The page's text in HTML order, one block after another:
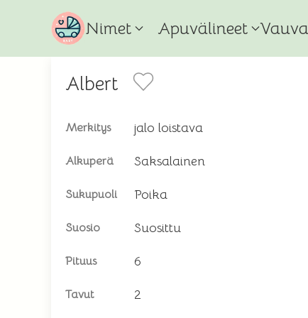
Nimet Apuvälineet Vauva
Albert
Merkitys jalo loistava
Alkuperä Saksalainen
Sukupuoli Poika
Suosio Suosittu
Pituus 6
Tavut 2